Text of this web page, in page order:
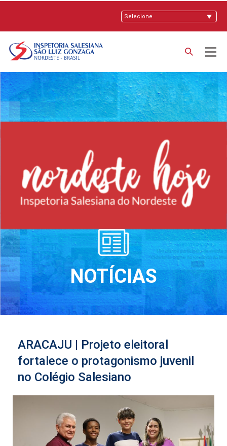
NOTÍCIAS
ARACAJU | Projeto eleitoral
fortalece o protagonismo juvenil
no Colégio Salesiano